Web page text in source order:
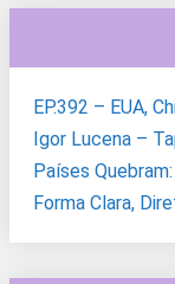
EP.392 – EUA,
Igor Lucena –
Países
Forma Clara,